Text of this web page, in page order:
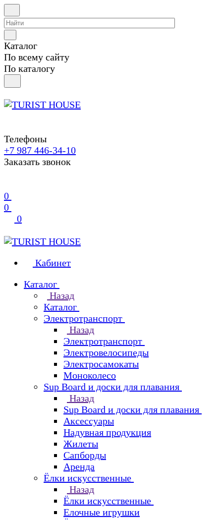
Каталог
По всему сайту
По каталогу
Телефоны
+7 987 446-34-10
Заказать звонок
0
0
0
Кабинет
Каталог
Назад
Каталог
Электротранспорт
Назад
Электротранспорт
Электровелосипеды
Электросамокаты
Моноколесо
Sup Board и доски для плавания
Назад
Sup Board и доски для плавания
Аксессуары
Надувная продукция
Жилеты
Сапборды
Аренда
Ёлки искусственные
Назад
Ёлки искусственные
Елочные игрушки